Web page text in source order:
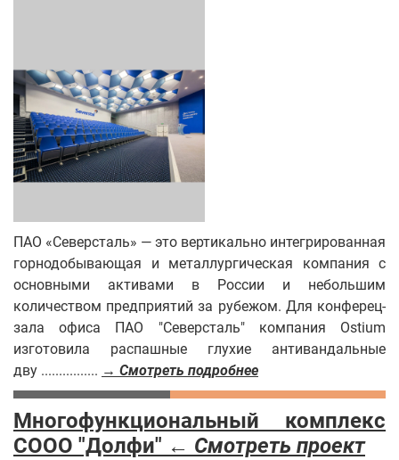
ПАО «Северсталь» — это вертикально интегрированная
горнодобывающая и металлургическая компания с
основными активами в России и небольшим
количеством предприятий за рубежом. Для конферец-
зала офиса ПАО "Северсталь" компания Ostium
изготовила распашные глухие антивандальные
дву ................ → Смотреть подробнее
Многофункциональный комплекс
COOO "Долфи" ← Смотреть проект